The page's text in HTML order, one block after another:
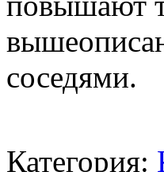
соседями.
Категория: